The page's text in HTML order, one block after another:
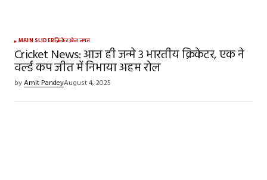
MAIN SLIDERक्रिकेटखेल जगत
Cricket News: आज ही जन्मे 3 भारतीय क्रिकेटर, एक ने
वर्ल्ड कप जीत में निभाया अहम रोल
byAmit PandeyAugust 4, 2025